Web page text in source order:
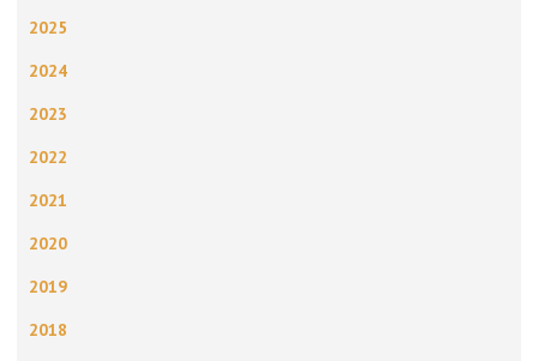
2025
2024
2023
2022
2021
2020
2019
2018